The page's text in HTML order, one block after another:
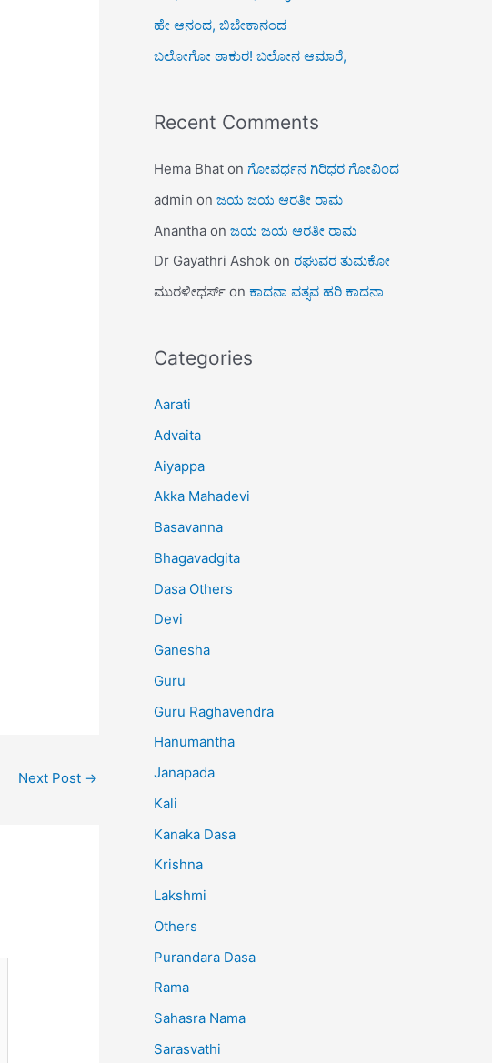
Next Post →
ಹೇ ಆನಂದ, ಬಿಬೇಕಾನಂದ
ಬಲೋಗೋ ಠಾಕುರ! ಬಲೋನ ಆಮಾರೆ,
Recent Comments
Hema Bhat on ಗೋವರ್ಧನ ಗಿರಿಧರ ಗೋವಿಂದ
admin on ಜಯ ಜಯ ಆರತೀ ರಾಮ
Anantha on ಜಯ ಜಯ ಆರತೀ ರಾಮ
Dr Gayathri Ashok on ರಘುವರ ತುಮಕೋ
ಮುರಳೀಧರ್ಸ್ on ಕಾದನಾ ವತ್ಸವ ಹರಿ ಕಾದನಾ
Categories
Aarati
Advaita
Aiyappa
Akka Mahadevi
Basavanna
Bhagavadgita
Dasa Others
Devi
Ganesha
Guru
Guru Raghavendra
Hanumantha
Janapada
Kali
Kanaka Dasa
Krishna
Lakshmi
Others
Purandara Dasa
Rama
Sahasra Nama
Sarasvathi